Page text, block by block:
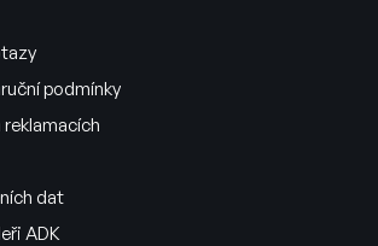
podmínky
reklamacích
dat
ADK